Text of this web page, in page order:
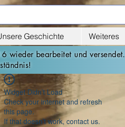
Geschichte Weiteres
wieder bearbeitet und versendet.
Widget Didn’t Load
Check your internet and refresh
this page.
If that doesn’t work, contact us.